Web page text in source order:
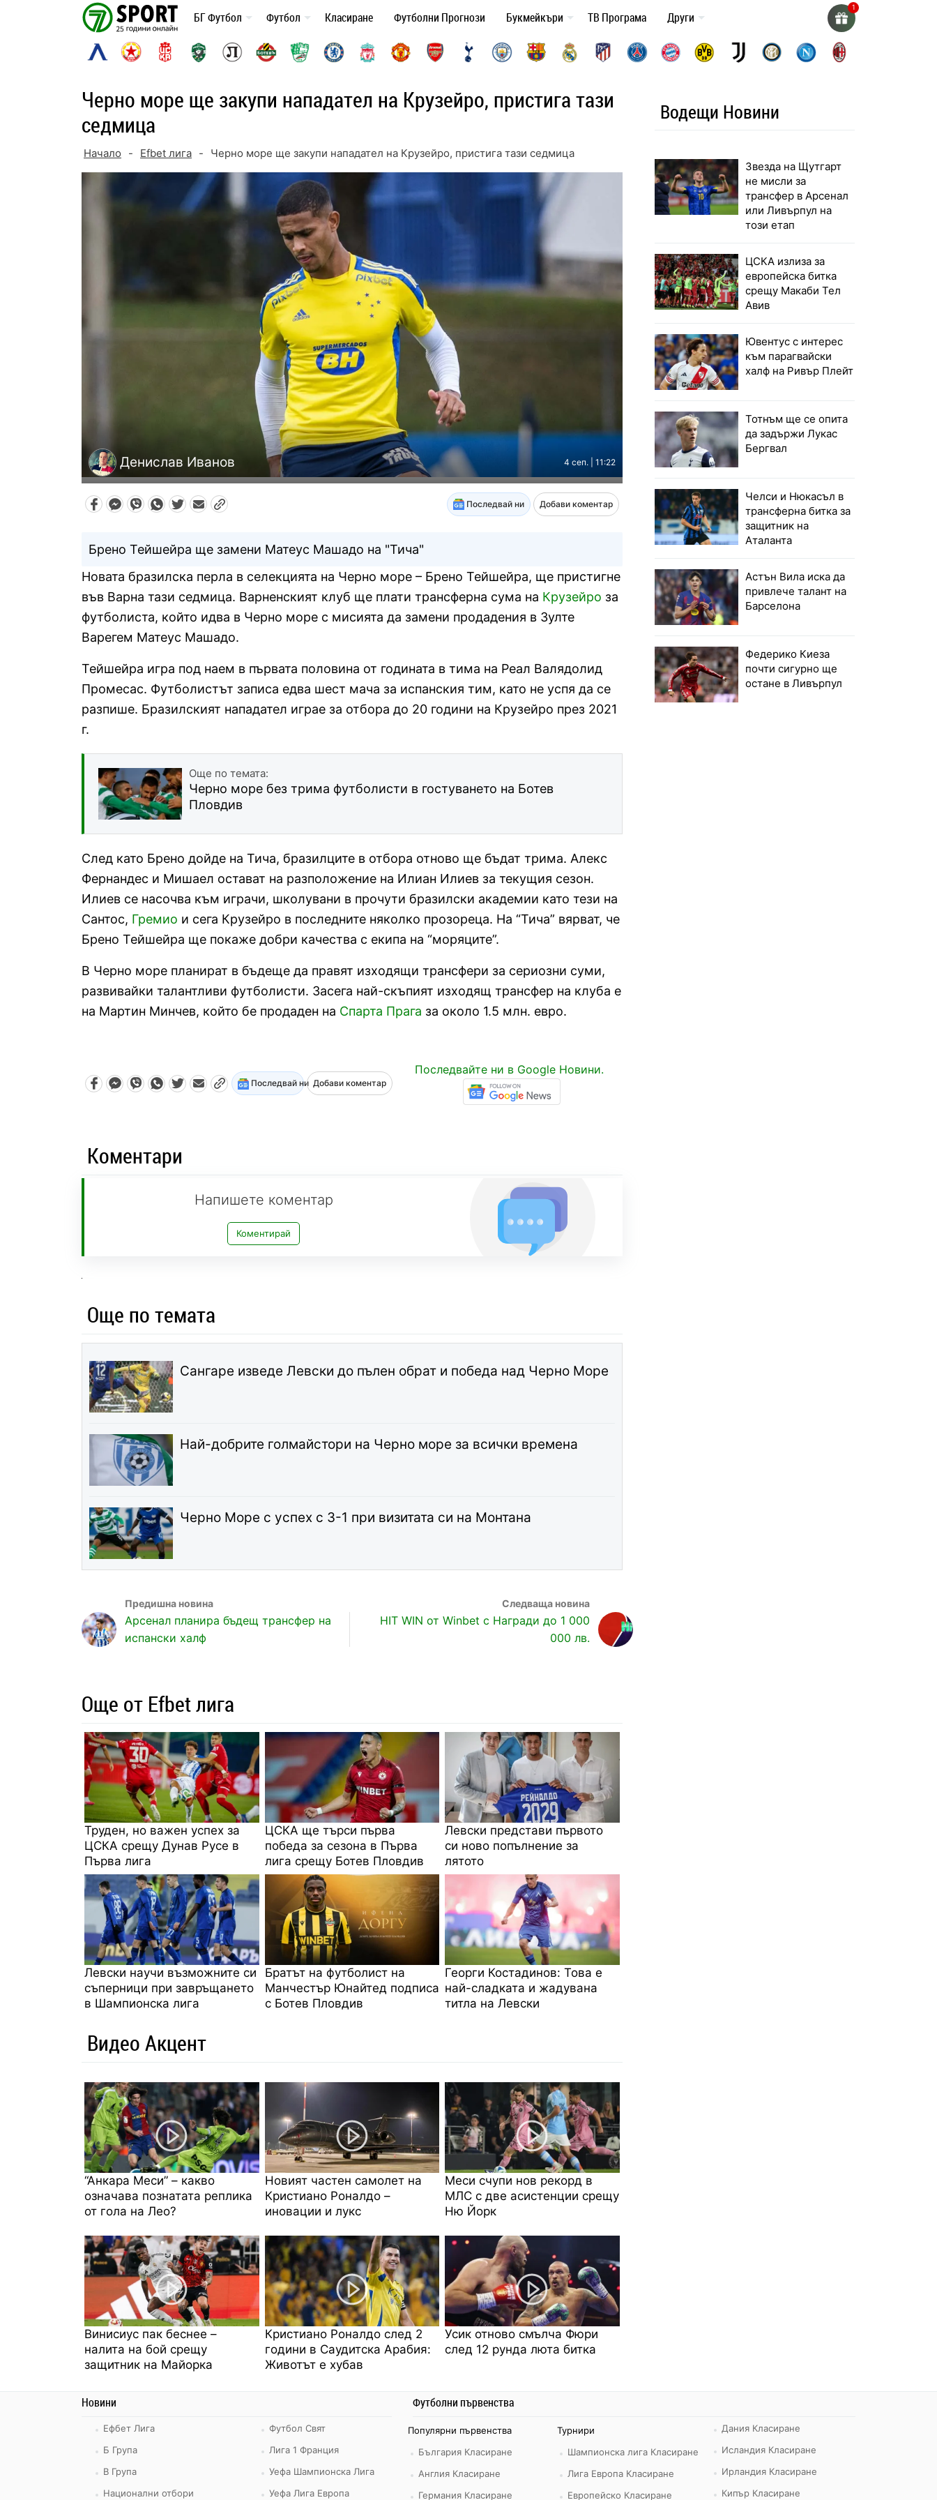
БГ Футбол Футбол Класиране Футболни Прогнози Букмейкъри ТВ Програма Други
Черно море ще закупи нападател на Крузейро, пристига тази
седмица
Начало - Efbet лига - Черно море ще закупи нападател на Крузейро, пристига тази седмица
Денислав Иванов 4 сеп. | 11:22
Последвай ни Добави коментар
Брено Тейшейра ще замени Матеус Машадо на "Тича"
Новата бразилска перла в селекцията на Черно море – Брено Тейшейра, ще пристигне
във Варна тази седмица. Варненският клуб ще плати трансферна сума на Крузейро за
футболиста, който идва в Черно море с мисията да замени продадения в Зулте
Варегем Матеус Машадо.
Тейшейра игра под наем в първата половина от годината в тима на Реал Валядолид
Промесас. Футболистът записа едва шест мача за испанския тим, като не успя да се
разпише. Бразилският нападател играе за отбора до 20 години на Крузейро през 2021
г.
Още по темата:
Черно море без трима футболисти в гостуването на Ботев
Пловдив
След като Брено дойде на Тича, бразилците в отбора отново ще бъдат трима. Алекс
Фернандес и Мишаел остават на разположение на Илиан Илиев за текущия сезон.
Илиев се насочва към играчи, школувани в прочути бразилски академии като тези на
Сантос, Гремио и сега Крузейро в последните няколко прозореца. На “Тича” вярват, че
Брено Тейшейра ще покаже добри качества с екипа на “моряците”.
В Черно море планират в бъдеще да правят изходящи трансфери за сериозни суми,
развивайки талантливи футболисти. Засега най-скъпият изходящ трансфер на клуба е
на Мартин Минчев, който бе продаден на Спарта Прага за около 1.5 млн. евро.
Последвай ни Добави коментар
Последвайте ни в Google Новини.
Коментари
Напишете коментар
Коментирай
Още по темата
Сангаре изведе Левски до пълен обрат и победа над Черно Море
Най-добрите голмайстори на Черно море за всички времена
Черно Море с успех с 3-1 при визитата си на Монтана
Арсенал планира бъдещ трансфер на
испански халф
HIT WIN от Winbet с Награди до 1 000
000 лв.
Още от Efbet лига
Труден, но важен успех за
ЦСКА срещу Дунав Русе в
Първа лига
ЦСКА ще търси първа
победа за сезона в Първа
лига срещу Ботев Пловдив
Левски представи първото
си ново попълнение за
лятото
Левски научи възможните си
съперници при завръщането
в Шампионска лига
Братът на футболист на
Манчестър Юнайтед подписа
с Ботев Пловдив
Георги Костадинов: Това е
най-сладката и жадувана
титла на Левски
Видео Акцент
“Анкара Меси” – какво
означава познатата реплика
от гола на Лео?
Новият частен самолет на
Кристиано Роналдо –
иновации и лукс
Меси счупи нов рекорд в
МЛС с две асистенции срещу
Ню Йорк
Винисиус пак беснее –
налита на бой срещу
защитник на Майорка
Кристиано Роналдо след 2
години в Саудитска Арабия:
Животът е хубав
Усик отново смълча Фюри
след 12 рунда люта битка
Водещи Новини
Звезда на Щутгарт
не мисли за
трансфер в Арсенал
или Ливърпул на
този етап
ЦСКА излиза за
европейска битка
срещу Макаби Тел
Авив
Ювентус с интерес
към парагвайски
халф на Ривър Плейт
Тотнъм ще се опита
да задържи Лукас
Бергвал
Челси и Нюкасъл в
трансферна битка за
защитник на
Аталанта
Астън Вила иска да
привлече талант на
Барселона
Федерико Киеза
почти сигурно ще
остане в Ливърпул
Новини
Ефбет Лига
Б Група
В Група
Национални отбори
Футбол Свят
Лига 1 Франция
Уефа Шампионска Лига
Уефа Лига Европа
Футболни първенства
Популярни първенства
България Класиране
Англия Класиране
Германия Класиране
Турнири
Шампионска лига Класиране
Лига Европа Класиране
Европейско Класиране
Дания Класиране
Исландия Класиране
Ирландия Класиране
Кипър Класиране